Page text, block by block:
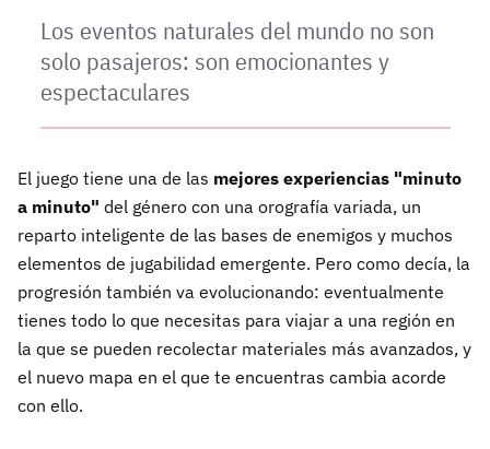
Los eventos naturales del mundo no son
solo pasajeros: son emocionantes y
espectaculares
El juego tiene una de las mejores experiencias "minuto
a minuto" del género con una orografía variada, un
reparto inteligente de las bases de enemigos y muchos
elementos de jugabilidad emergente. Pero como decía, la
progresión también va evolucionando: eventualmente
tienes todo lo que necesitas para viajar a una región en
la que se pueden recolectar materiales más avanzados, y
el nuevo mapa en el que te encuentras cambia acorde
con ello.